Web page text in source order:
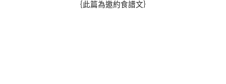
｛此篇為邀約食譜文｝